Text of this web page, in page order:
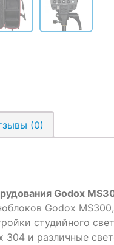
(0)
Godox
Godox
студийного
304 и различные